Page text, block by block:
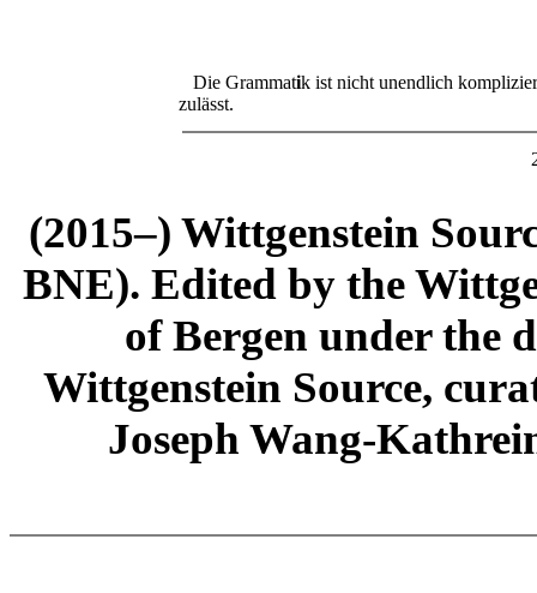
Die Grammatik ist nicht unendlich
zulässt.
(2015–) Wittgenstein
BNE). Edited by the
of Bergen under the
Wittgenstein Source,
Joseph Wang-